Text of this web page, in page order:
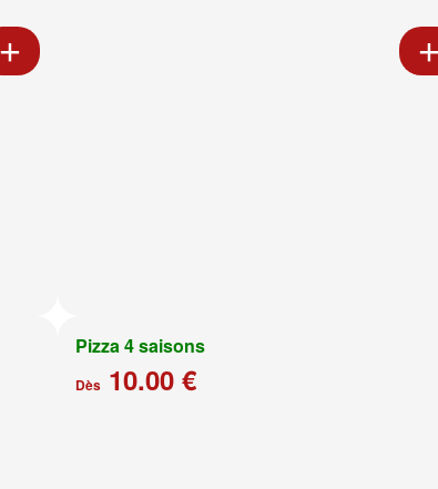
Pizza 4 saisons
Dès10.00 €